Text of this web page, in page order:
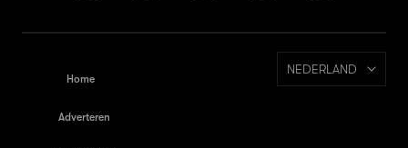
Home
Adverteren
NEDERLAND